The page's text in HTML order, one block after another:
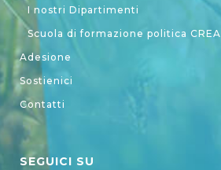
I nostri Dipartimenti
Scuola di formazione politica CREA
Adesione
Sostienici
Contatti
SEGUICI SU